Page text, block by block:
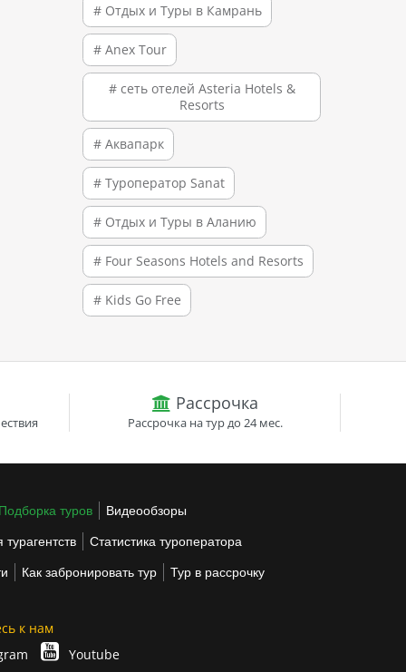
# Отдых и Туры в Камрань
# Anex Tour
# сеть отелей Asteria Hotels &
Resorts
# Аквапарк
# Туроператор Sanat
# Отдых и Туры в Аланию
# Four Seasons Hotels and Resorts
# Kids Go Free
Рассрочка
Рассрочка на тур до 24 мес.
Подборка туров Видеообзоры
Статистика туроператора
Как забронировать тур Тур в рассрочку
к нам
Youtube